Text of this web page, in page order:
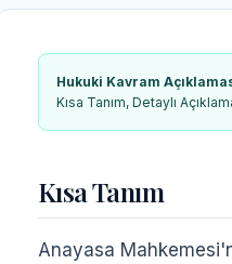
Hukuki Kavram
Kısa Tanım, Detaylı
Kısa Tanım
Anayasa